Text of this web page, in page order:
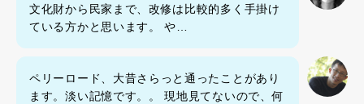
文化財から民家まで、改修は比較的多く手掛け
ている方かと思います。 や…
ペリーロード、大昔さらっと通ったことがあり
ます。淡い記憶です。。 現地見てないので、何